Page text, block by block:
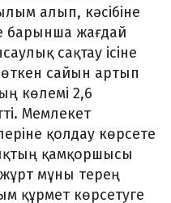
алып, кәсібіне
барынша жағдай
сақтау ісіне
сайын артып
көлемі 2,6
Мемлекет
қолдау көрсете
қамқоршысы
мұны терең
құрмет көрсетуге